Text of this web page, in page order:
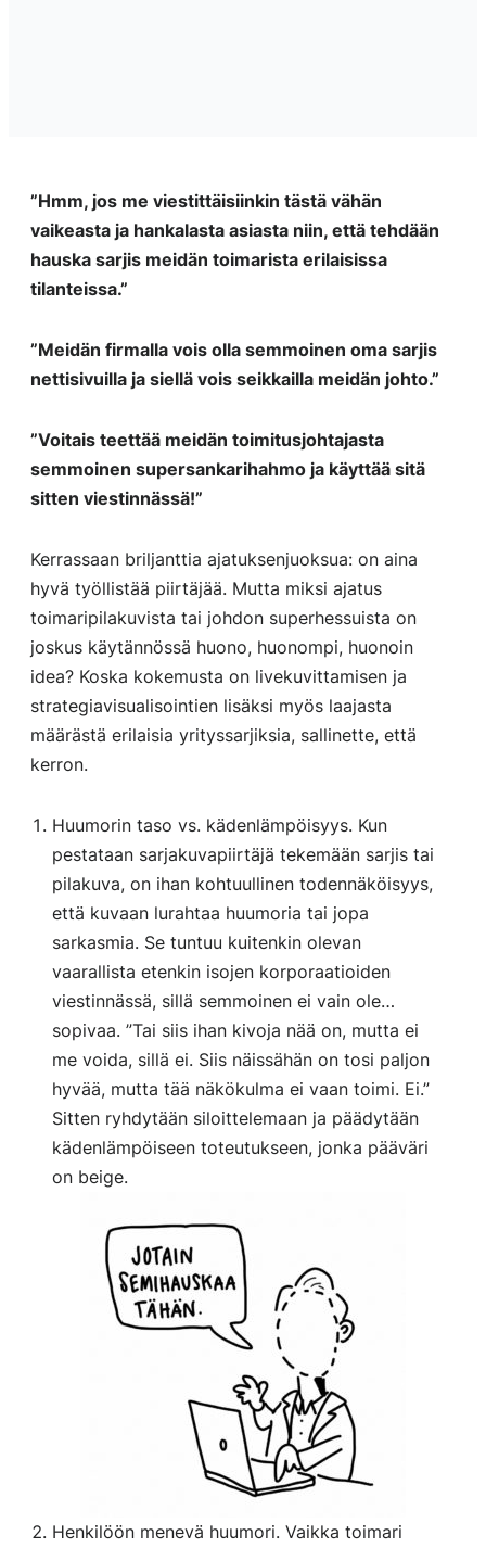
”Hmm, jos me viestittäisiinkin tästä vähän
vaikeasta ja hankalasta asiasta niin, että tehdään
hauska sarjis meidän toimarista erilaisissa
tilanteissa.”
”Meidän firmalla vois olla semmoinen oma sarjis
nettisivuilla ja siellä vois seikkailla meidän johto.”
”Voitais teettää meidän toimitusjohtajasta
semmoinen supersankarihahmo ja käyttää sitä
sitten viestinnässä!”
Kerrassaan briljanttia ajatuksenjuoksua: on aina
hyvä työllistää piirtäjää. Mutta miksi ajatus
toimaripilakuvista tai johdon superhessuista on
joskus käytännössä huono, huonompi, huonoin
idea? Koska kokemusta on livekuvittamisen ja
strategiavisualisointien lisäksi myös laajasta
määrästä erilaisia yrityssarjiksia, sallinette, että
kerron.
Huumorin taso vs. kädenlämpöisyys. Kun
pestataan sarjakuvapiirtäjä tekemään sarjis tai
pilakuva, on ihan kohtuullinen todennäköisyys,
että kuvaan lurahtaa huumoria tai jopa
sarkasmia. Se tuntuu kuitenkin olevan
vaarallista etenkin isojen korporaatioiden
viestinnässä, sillä semmoinen ei vain ole…
sopivaa. ”Tai siis ihan kivoja nää on, mutta ei
me voida, sillä ei. Siis näissähän on tosi paljon
hyvää, mutta tää näkökulma ei vaan toimi. Ei.”
Sitten ryhdytään siloittelemaan ja päädytään
kädenlämpöiseen toteutukseen, jonka pääväri
on beige.
Henkilöön menevä huumori. Vaikka toimari